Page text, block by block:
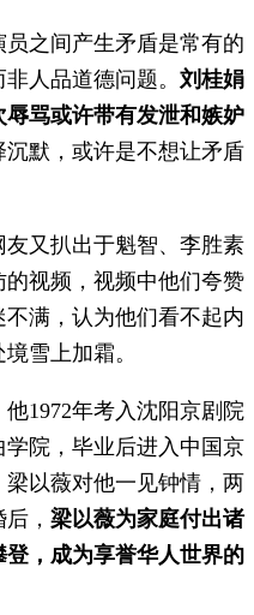
之间产生矛盾是常有的
人品道德问题。 刘桂娟
骂或许带有发泄和嫉妒
默，或许是不想让矛盾
又扒出于魁智、李胜素
视频，视频中他们夸赞
满，认为他们看不起内
雪上加霜。
1972年考入沈阳京剧院
院，毕业后进入中国京
以薇对他一见钟情，两
， 梁以薇为家庭付出诸
，成为享誉华人世界的